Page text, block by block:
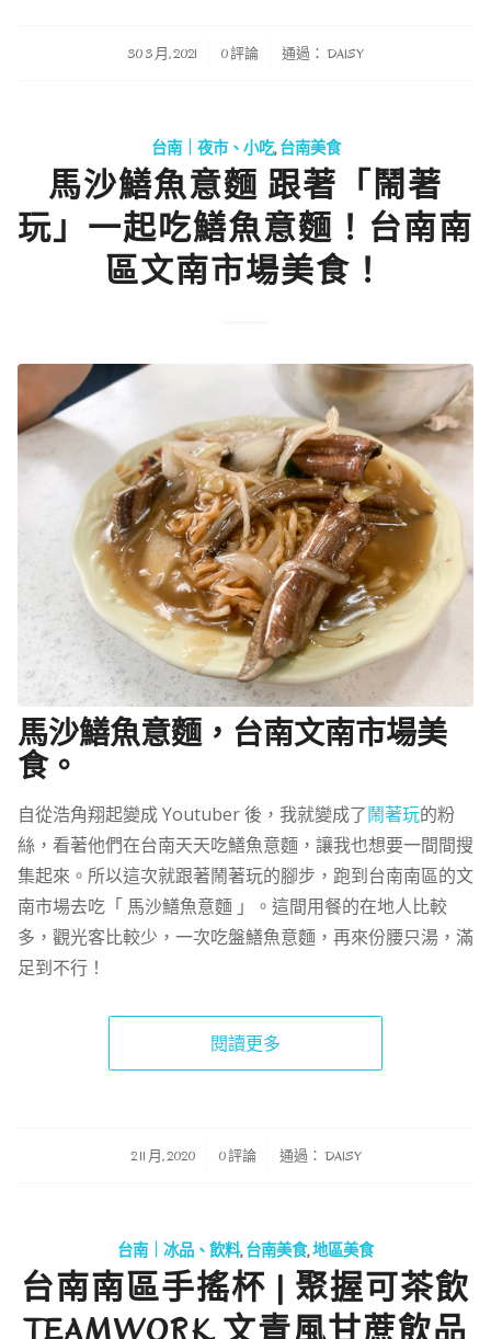
30 3 月, 2021
/ 0 評論 通過： DAISY
台南｜夜市、小吃,台南美食
馬沙鱔魚意麵 跟著「鬧著
玩」一起吃鱔魚意麵！台南南
區文南市場美食！
馬沙鱔魚意麵，台南文南市場美
食。
自從浩角翔起變成 Youtuber 後，我就變成了鬧著玩的粉
絲，看著他們在台南天天吃鱔魚意麵，讓我也想要一間間搜
集起來。所以這次就跟著鬧著玩的腳步，跑到台南南區的文
南市場去吃「 馬沙鱔魚意麵 」。這間用餐的在地人比較
多，觀光客比較少，一次吃盤鱔魚意麵，再來份腰只湯，滿
足到不行！
閱讀更多
2 11 月, 2020
/ 0 評論 通過： DAISY
台南｜冰品、飲料,台南美食,地區美食
台南南區手搖杯 | 聚握可茶飲
TEAMWORK 文青風甘蔗飲品